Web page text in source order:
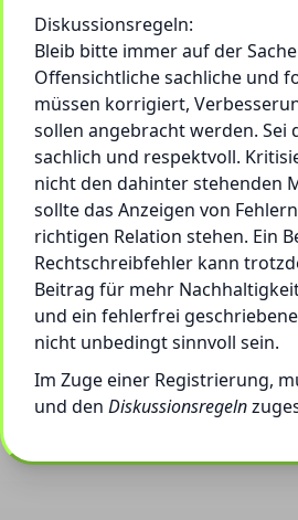
Diskussionsregeln:
Bleib bitte immer auf der
Offensichtliche sachliche und
müssen korrigiert,
sollen angebracht werden. Sei
sachlich und respektvoll.
nicht den dahinter stehenden
sollte das Anzeigen von
richtigen Relation stehen. Ein
Rechtschreibfehler kann
Beitrag für mehr
und ein fehlerfrei
nicht unbedingt sinnvoll sein.
Im Zuge einer Registrierung,
und den Diskussionsregeln